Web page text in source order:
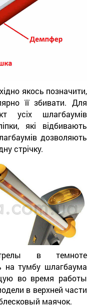
якось позначити,
її збивати. Для
усіх шлагбаумів
які відбивають
дозволяють
стрічку.
в темноте
на тумбу шлагбаума
во время работы
в верхней части
маячок.